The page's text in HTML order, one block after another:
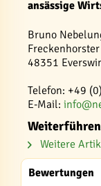
ansässige
Bruno
48351
Telefon: +49
E-Mail:
Weitere
Bewertungen